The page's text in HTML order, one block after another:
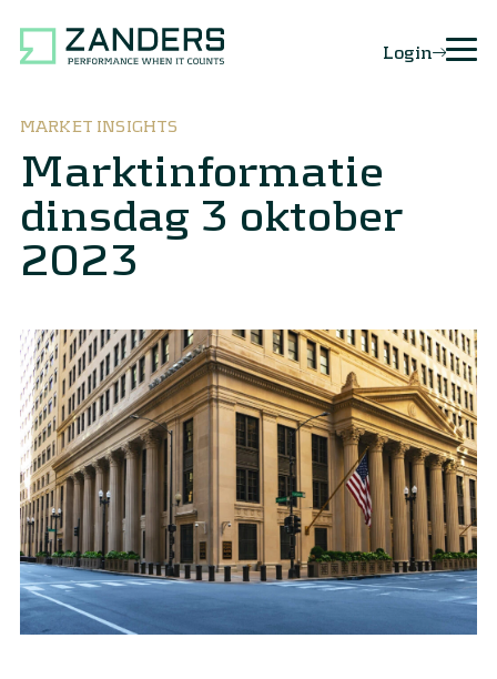
Login
MARKET INSIGHTS
Marktinformatie
dinsdag 3 oktober
2023